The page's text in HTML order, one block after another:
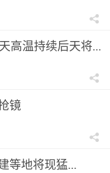
高温持续后天将...
镜
等地将现猛...